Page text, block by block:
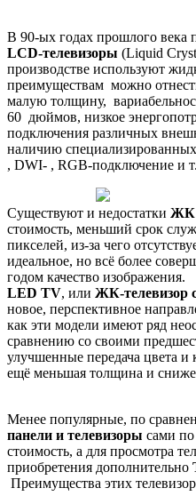
В 90-ых годах прошлого века
LCD-телевизоры (Liquid
производстве используют
преимуществам можно
малую толщину,
60 дюймов, низкое
подключения различных
наличию
, DWI- , RGB-подключение и
Существуют и недостатки ЖК
стоимость, меньший срок
пикселей, из-за чего
идеальное, но всё более
годом качество изображения.
LED TV, или ЖК-телевизор
новое, перспективное
как эти модели имеют ряд
сравнению со своими
улучшенные передача цвета и
ещё меньшая толщина и
Менее популярные, по
панели и телевизоры сами
стоимость, а для просмотра
приобретения дополнительно
Преимущества этих